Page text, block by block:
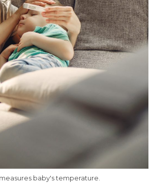
baby's temperature.